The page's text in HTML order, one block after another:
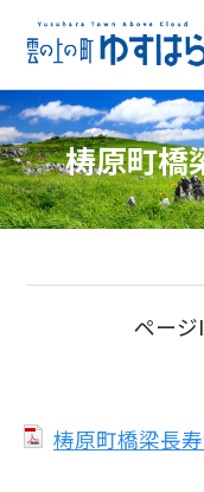
梼原町橋
ペー
梼原町橋梁長